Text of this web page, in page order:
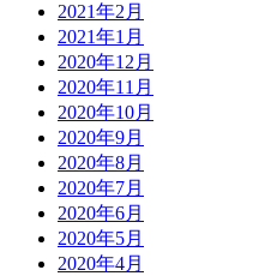
2021年2月
2021年1月
2020年12月
2020年11月
2020年10月
2020年9月
2020年8月
2020年7月
2020年6月
2020年5月
2020年4月